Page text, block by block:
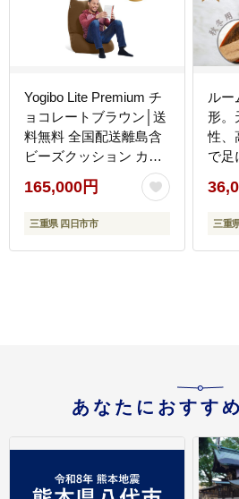
Yogibo Lite Premium チ
ョコレートブラウン│送
料無料 全国配送離島含
ビーズクッション カバ
ー 洗える（ヨギボー ラ
イト プレミアム）
165,000円
三重県 四日市市
ルー
形。
性、
で足
ク
で厚
い
ケイ
三重
あなたにおすす